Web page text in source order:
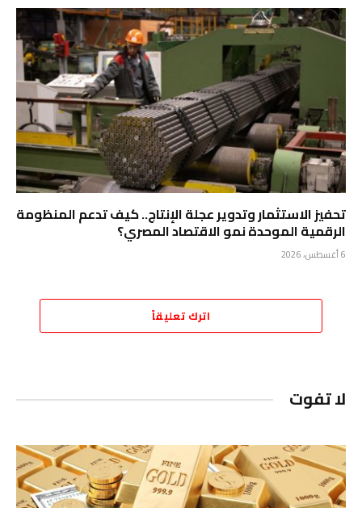
تحفيز الاستثمار وتدوير عجلة الإنتاج.. كيف تدعم المنظومة
الرقمية الموحدة نمو الاقتصاد المصري؟
6 أغسطس، 2026
اترك تعليقاً
لا تفوت